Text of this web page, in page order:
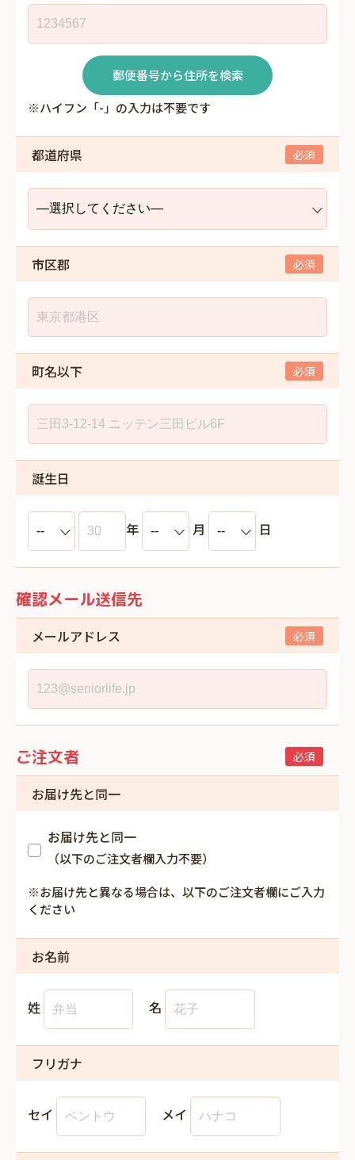
郵便番号から住所を検索
※ハイフン「-」の入力は不要です
都道府県
市区郡
町名以下
誕生日
年 月 日
確認メール送信先
メールアドレス
ご注文者
お届け先と同一
お届け先と同一
（以下のご注文者欄入力不要）
※お届け先と異なる場合は、以下のご注文者欄にご入力
ください
お名前
姓 名
フリガナ
セイ メイ